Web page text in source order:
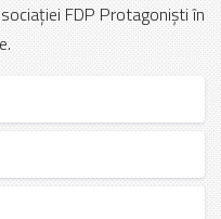
FDP Protagoniști în